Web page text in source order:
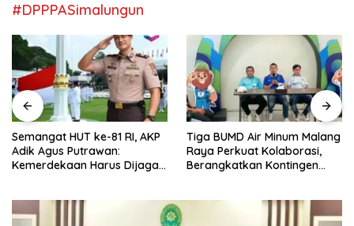
#DPPPASimalungun
Semangat HUT ke-81 RI, AKP
Adik Agus Putrawan:
Kemerdekaan Harus Dijaga
Tiga BUMD Air Minum Malang
Raya Perkuat Kolaborasi,
Berangkatkan Kontingen